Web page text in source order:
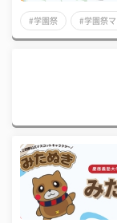
#学園祭 #学園祭